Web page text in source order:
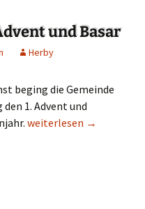
und Basar
Herby
beging die Gemeinde
1. Advent und
Gottesdienst zum 1.
weiterlesen →